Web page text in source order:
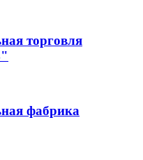
торговля
фабрика